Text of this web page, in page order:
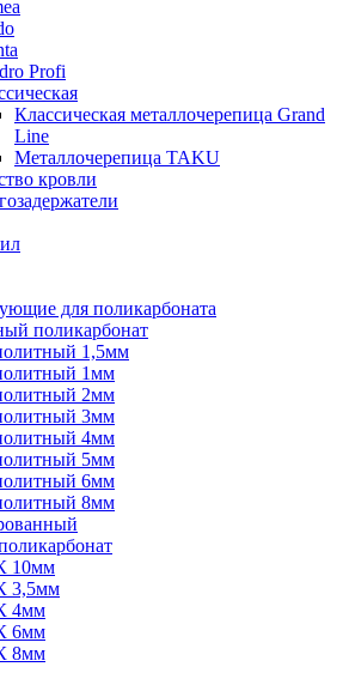
Profi
Классическая металлочерепица Grand
Line
Металлочерепица TAKU
кровли
для поликарбоната
поликарбонат
1,5мм
1мм
2мм
3мм
4мм
5мм
6мм
8мм
10мм
3,5мм
4мм
6мм
8мм